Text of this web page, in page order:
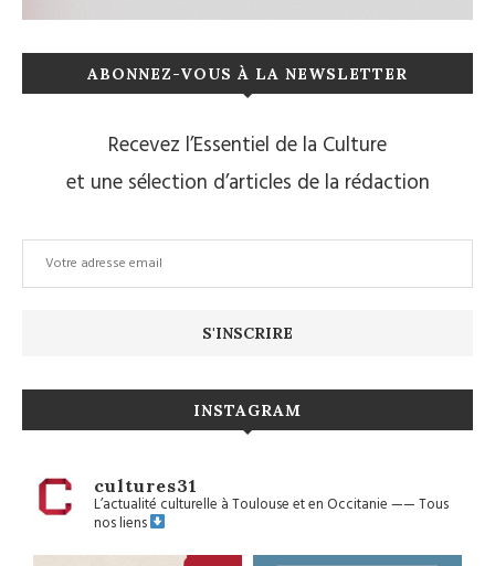
ABONNEZ-VOUS À LA NEWSLETTER
Recevez l’Essentiel de la Culture
et une sélection d’articles de la rédaction
INSTAGRAM
cultures31
L’actualité culturelle à Toulouse et en Occitanie——Tous
nos liens